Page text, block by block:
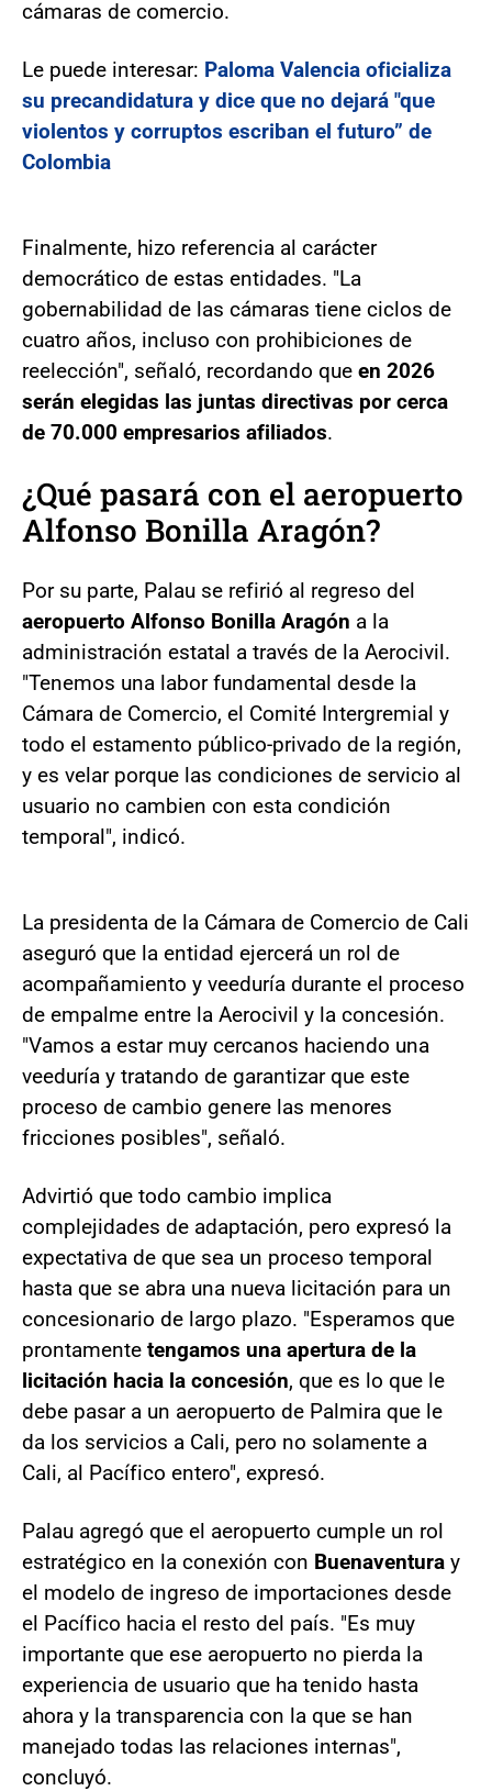
cámaras de comercio.
Le puede interesar: Paloma Valencia oficializa
su precandidatura y dice que no dejará "que
violentos y corruptos escriban el futuro” de
Colombia
Finalmente, hizo referencia al carácter
democrático de estas entidades. "La
gobernabilidad de las cámaras tiene ciclos de
cuatro años, incluso con prohibiciones de
reelección", señaló, recordando que en 2026
serán elegidas las juntas directivas por cerca
de 70.000 empresarios afiliados.
¿Qué pasará con el aeropuerto
Alfonso Bonilla Aragón?
Por su parte, Palau se refirió al regreso del
aeropuerto Alfonso Bonilla Aragón a la
administración estatal a través de la Aerocivil.
"Tenemos una labor fundamental desde la
Cámara de Comercio, el Comité Intergremial y
todo el estamento público-privado de la región,
y es velar porque las condiciones de servicio al
usuario no cambien con esta condición
temporal", indicó.
La presidenta de la Cámara de Comercio de Cali
aseguró que la entidad ejercerá un rol de
acompañamiento y veeduría durante el proceso
de empalme entre la Aerocivil y la concesión.
"Vamos a estar muy cercanos haciendo una
veeduría y tratando de garantizar que este
proceso de cambio genere las menores
fricciones posibles", señaló.
Advirtió que todo cambio implica
complejidades de adaptación, pero expresó la
expectativa de que sea un proceso temporal
hasta que se abra una nueva licitación para un
concesionario de largo plazo. "Esperamos que
prontamente tengamos una apertura de la
licitación hacia la concesión, que es lo que le
debe pasar a un aeropuerto de Palmira que le
da los servicios a Cali, pero no solamente a
Cali, al Pacífico entero", expresó.
Palau agregó que el aeropuerto cumple un rol
estratégico en la conexión con Buenaventura y
el modelo de ingreso de importaciones desde
el Pacífico hacia el resto del país. "Es muy
importante que ese aeropuerto no pierda la
experiencia de usuario que ha tenido hasta
ahora y la transparencia con la que se han
manejado todas las relaciones internas",
concluyó.